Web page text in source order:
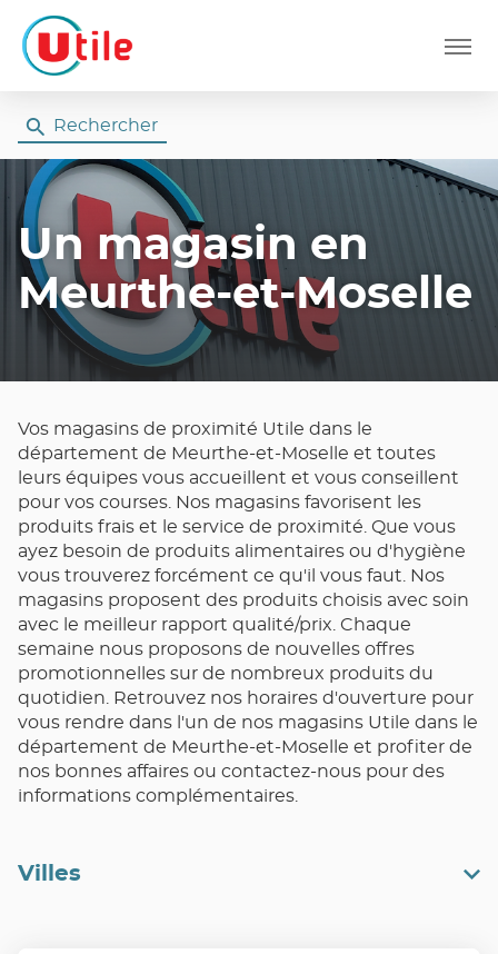
Menu
Rechercher
Un magasin en
Meurthe-et-Moselle
Vos magasins de proximité Utile dans le
département de Meurthe-et-Moselle et toutes
leurs équipes vous accueillent et vous conseillent
pour vos courses. Nos magasins favorisent les
produits frais et le service de proximité. Que vous
ayez besoin de produits alimentaires ou d'hygiène
vous trouverez forcément ce qu'il vous faut. Nos
magasins proposent des produits choisis avec soin
avec le meilleur rapport qualité/prix. Chaque
semaine nous proposons de nouvelles offres
promotionnelles sur de nombreux produits du
quotidien. Retrouvez nos horaires d'ouverture pour
vous rendre dans l'un de nos magasins Utile dans le
département de Meurthe-et-Moselle et profiter de
nos bonnes affaires ou contactez-nous pour des
informations complémentaires.
Villes